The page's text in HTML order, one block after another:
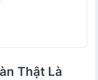
Thật Là